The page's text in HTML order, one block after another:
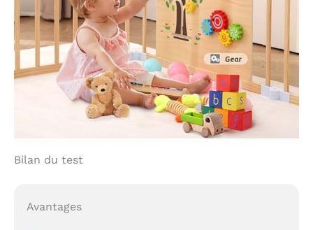
de jardin, s'adaptant à
vos besoins
changeants au fil du
temps. Avec son
design intemporel et
son utilité
multifonctionnelle, ce
parc sera un
investissement
durable pour votre
Bilan du test
Avantages